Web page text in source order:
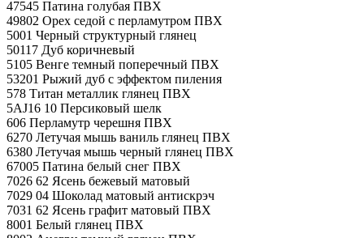
47545 Патина голубая ПВХ
49802 Орех седой с перламутром ПВХ
5001 Черный структурный глянец
50117 Дуб коричневый
5105 Венге темный поперечный ПВХ
53201 Рыжий дуб с эффектом пиления
578 Титан металлик глянец ПВХ
5AJ16 10 Персиковый шелк
606 Перламутр черешня ПВХ
6270 Летучая мышь ваниль глянец ПВХ
6380 Летучая мышь черный глянец ПВХ
67005 Патина белый снег ПВХ
7026 62 Ясень бежевый матовый
7029 04 Шоколад матовый антискрэч
7031 62 Ясень графит матовый ПВХ
8001 Белый глянец ПВХ